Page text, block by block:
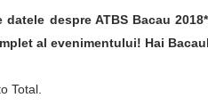
despre ATBS Bacau
al evenimentului! Hai
Total.